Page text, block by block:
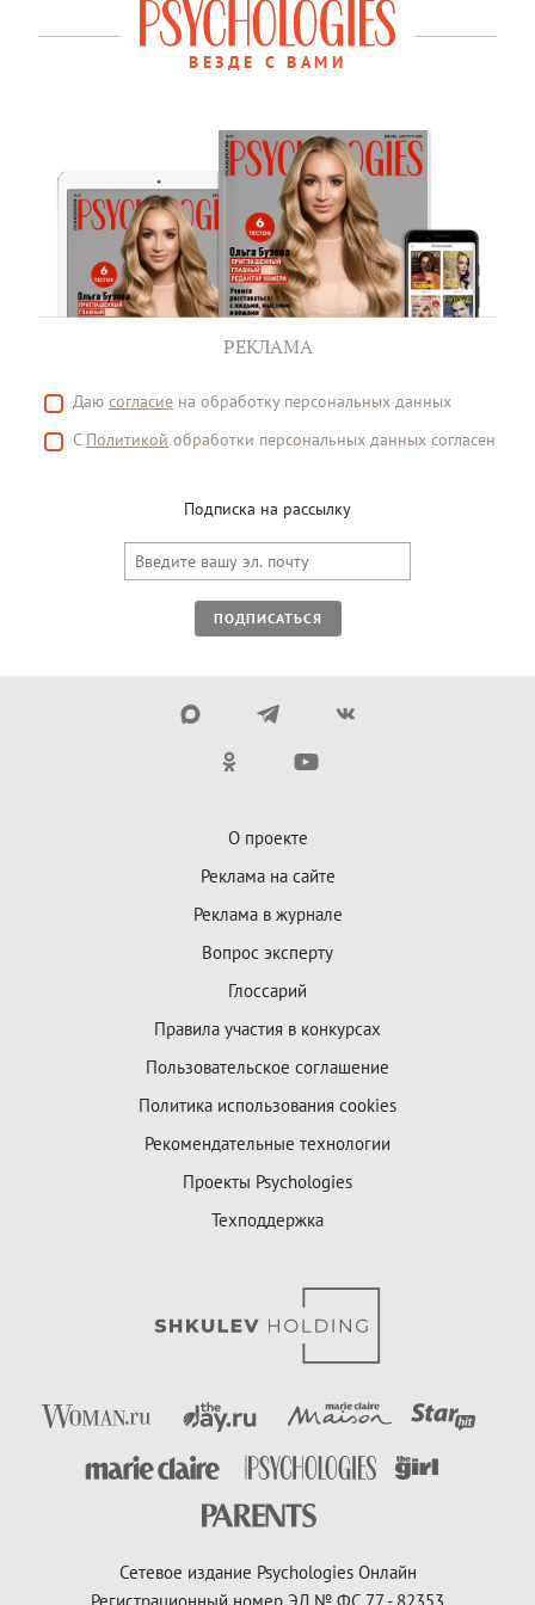
ВЕЗДЕ С ВАМИ
РЕКЛАМА
Даю согласие на обработку персональных данных
С Политикой обработки персональных данных согласен
Подписка на рассылку
ПОДПИСАТЬСЯ
О проекте
Реклама на сайте
Реклама в журнале
Вопрос эксперту
Глоссарий
Правила участия в конкурсах
Пользовательское соглашение
Политика использования cookies
Рекомендательные технологии
Проекты Psychologies
Техподдержка
Сетевое издание Psychologies Онлайн